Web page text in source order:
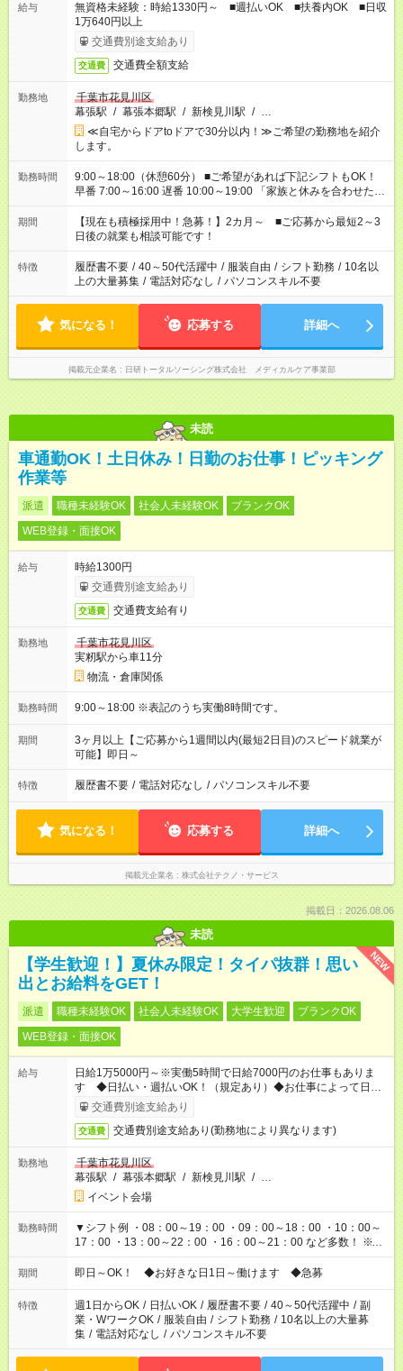
給与
無資格未経験：時給1330円～ ■週払いOK ■扶養内OK ■日収
1万640円以上
交通費別途支給あり
交通費 交通費全額支給
勤務地
千葉市花見川区
幕張駅 / 幕張本郷駅 / 新検見川駅 / …
≪自宅からドアtoドアで30分以内！≫ご希望の勤務地を紹介
します。
勤務時間
9:00～18:00（休憩60分） ■ご希望があれば下記シフトもOK！
早番 7:00～16:00 遅番 10:00～19:00 「家族と休みを合わせた
い」 「余裕を持って夕飯の準備がしたい」 「できれば残業はし
たくない」 など、ご希望を教えてくださいね。 ※Wワーク希望
の方へ 今ご覧のお仕事で希望する勤務時間と、もう1つのお仕事
の勤務時間。 合計で週40時間を超える場合は応募できません。
期間
【現在も積極採用中！急募！】2カ月～ ■ご応募から最短2～3
日後の就業も相談可能です！
特徴 履歴書不要 / 40～50代活躍中 / 服装自由 / シフト勤務 / 10名以
上の大量募集 / 電話対応なし / パソコンスキル不要
気になる！ 応募する 詳細へ
掲載元企業名 日研トータルソーシング株式会社 メディカルケア事業部
未読
車通勤OK！土日休み！日勤のお仕事！ピッキング
作業等
派遣 職種未経験OK 社会人未経験OK
ブランクOK
WEB登録・面接OK
給与
時給1300円
交通費別途支給あり
交通費 交通費支給有り
勤務地
千葉市花見川区
実籾駅から車11分
物流・倉庫関係
勤務時間 9:00～18:00 ※表記のうち実働8時間です。
期間
3ヶ月以上【ご応募から1週間以内(最短2日目)のスピード就業が
可能】即日～
特徴 履歴書不要 / 電話対応なし / パソコンスキル不要
気になる！ 応募する 詳細へ
掲載元企業名 株式会社テクノ・サービス
掲載日：2026.08.06
未読
NEW
【学生歓迎！】夏休み限定！タイパ抜群！思い
出とお給料をGET！
派遣 職種未経験OK 社会人未経験OK 大学生歓迎
ブランクOK
WEB登録・面接OK
給与
日給1万5000円～※実働5時間で日給7000円のお仕事もありま
す ◆日払い・週払いOK！（規定あり）◆お仕事によって日給も
異なります
交通費別途支給あり
交通費 交通費別途支給あり(勤務地により異なります)
勤務地
千葉市花見川区
幕張駅 / 幕張本郷駅 / 新検見川駅 / …
イベント会場
勤務時間
▼シフト例 ・08：00～19：00 ・09：00～18：00 ・10：00～
17：00 ・13：00～22：00 ・16：00～21：00 など多数！ ※お
仕事により勤務時間が異なります
期間 即日～OK！ ◆お好きな日1日～働けます ◆急募
特徴 週1日からOK / 日払いOK / 履歴書不要 / 40～50代活躍中 / 副
業・WワークOK / 服装自由 / シフト勤務 / 10名以上の大量募
集 / 電話対応なし / パソコンスキル不要